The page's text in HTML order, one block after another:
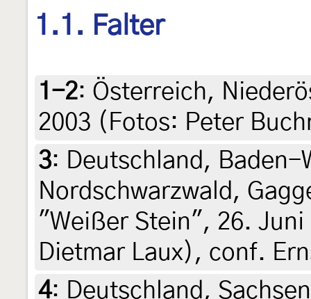
1.1. Falter
1-2: Österreich,
2003 (Fotos: Peter
3: Deutschland, Baden-
Nordschwarzwald,
"Weißer Stein", 26.
Dietmar Laux), conf.
4: Deutschland,